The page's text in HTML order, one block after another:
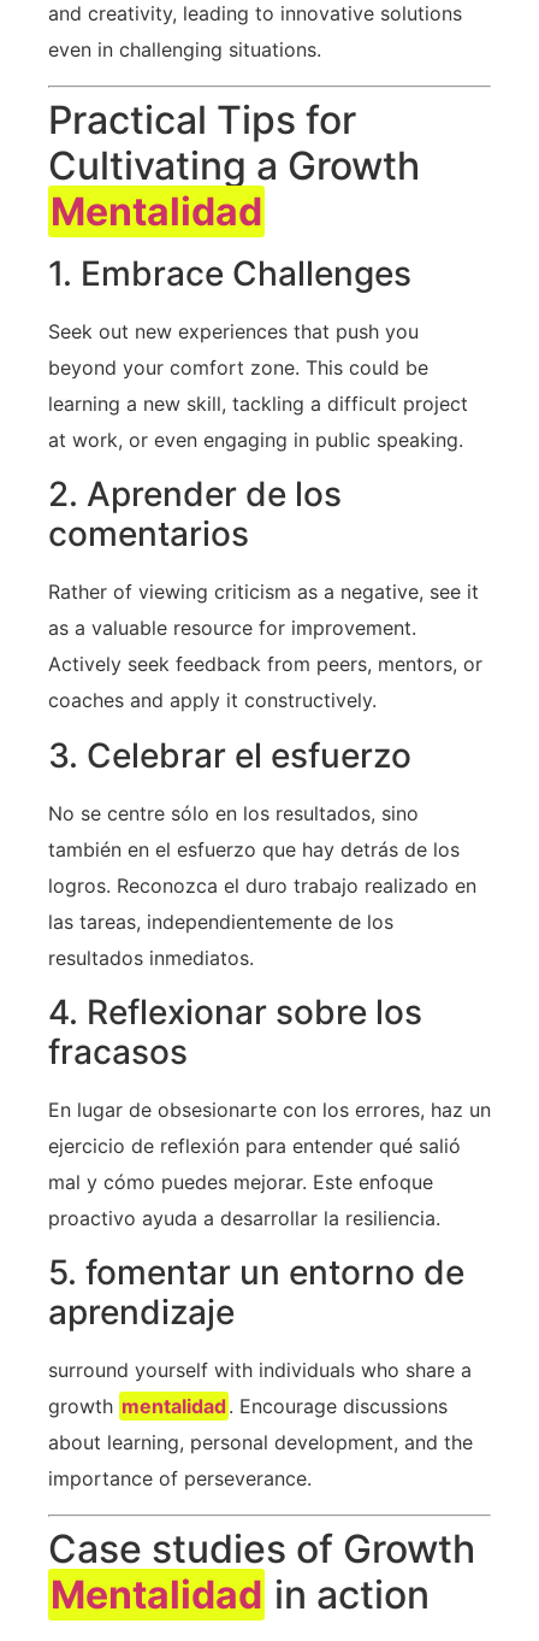
and creativity, leading to innovative solutions
even in‌ challenging situations.
Practical Tips for
Cultivating a Growth
Mentalidad
1.‍ Embrace Challenges
Seek out new experiences that⁢ push you
beyond your‍ comfort zone. This could be
learning ​a‍ new skill, tackling⁤ a ⁣difficult project
at work, or even engaging in public speaking.
2. Aprender de los
comentarios
Rather of ⁤viewing criticism as a ‍negative, see it
as a valuable resource for improvement.
Actively seek feedback from peers, mentors, or
coaches and apply it constructively.
3. Celebrar el esfuerzo
No se centre sólo en los resultados, sino
también en el esfuerzo que hay detrás de los
logros. Reconozca el duro trabajo realizado en
las tareas, independientemente de los
resultados inmediatos.
4. Reflexionar sobre los
fracasos
En lugar de obsesionarte con los errores, haz un
ejercicio de reflexión para entender qué salió
mal y cómo puedes mejorar. Este enfoque
proactivo ayuda a desarrollar la resiliencia.
5. fomentar un entorno de
aprendizaje
surround yourself with individuals who share a
growth mentalidad. Encourage discussions
about learning, ‍personal development, and the
importance of perseverance.
Case studies of Growth
Mentalidad in action